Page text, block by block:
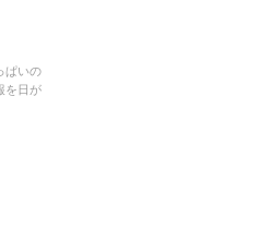
ぱいの
を日が